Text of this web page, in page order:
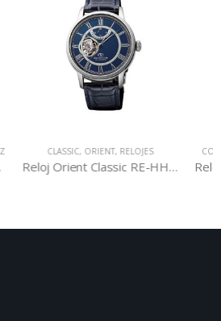
Reloj Orient Classic RE-HH0002L
CONTEMPORARY,ORIENT
Reloj Orient Contemporary DE00004D